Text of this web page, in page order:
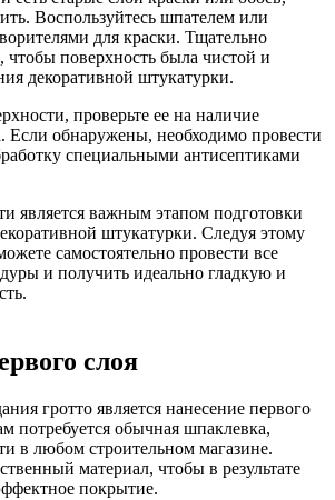
Воспользуйтесь шпателем или
для краски. Тщательно
чтобы поверхность была чистой и
декоративной штукатурки.
проверьте ее на наличие
Если обнаружены, необходимо провести
специальными антисептиками
является важным этапом подготовки
штукатурки. Следуя этому
самостоятельно провести все
и получить идеально гладкую и
слоя
гротто является нанесение первого
потребуется обычная шпаклевка,
в любом строительном магазине.
материал, чтобы в результате
покрытие.